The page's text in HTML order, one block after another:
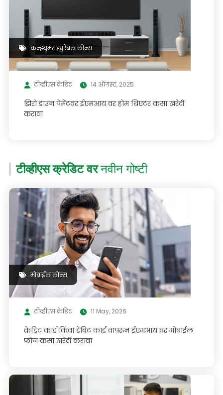
कन्झ्युमर ड्युरेबल लोन्स
टीव्हीएस क्रेडिट 14 ऑगस्ट, 2025
झिरो डाउन पेमेंटवर ईएमआय वर होम थिएटर कसा खरेदी
करावा
टीव्हीएस क्रेडिट वरनवीन गोष्टी
मोबाईल लोन्स
टीव्हीएस क्रेडिट 11 May, 2026
क्रेडिट कार्ड किंवा डेबिट कार्ड वापरून ईएमआय वर मोबाईल
फोन कसा खरेदी करावा